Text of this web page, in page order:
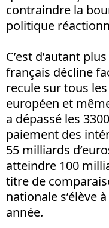
contraindre la
politique
C’est d’autant
français décline
recule sur tous
européen et
a dépassé les
paiement des
55 milliards
atteindre 100
titre de
nationale s’élève
année.